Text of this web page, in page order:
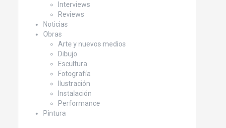
Interviews
Reviews
Noticias
Obras
Arte y nuevos medios
Dibujo
Escultura
Fotografía
Ilustración
Instalación
Performance
Pintura